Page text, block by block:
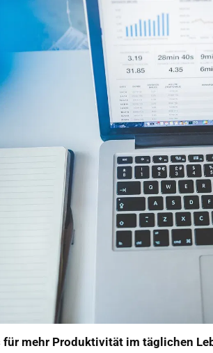
für mehr Produktivität im täglichen